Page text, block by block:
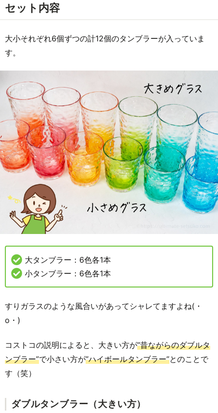
セット内容
大小それぞれ6個ずつの計12個のタンブラーが入っていま
す。
大タンブラー：6色各1本
小タンブラー：6色各1本
すりガラスのような風合いがあってシャレてますよね(・
o・)
コストコの説明によると、大きい方が”昔ながらのダブルタ
ンブラー”で小さい方が”ハイボールタンブラー”とのことで
す（笑）
ダブルタンブラー（大きい方）